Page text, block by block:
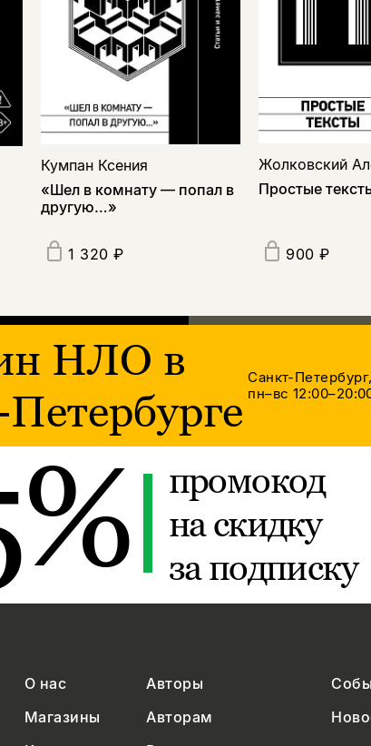
Кумпан Ксения
«Шел в комнату — попал в
другую…»
1 320 ₽
Жолковский
Простые
900 ₽
НЛО в
Санкт-
пн–вс
промокод
на скидку
за подписку
О нас Авторы
Магазины Авторам